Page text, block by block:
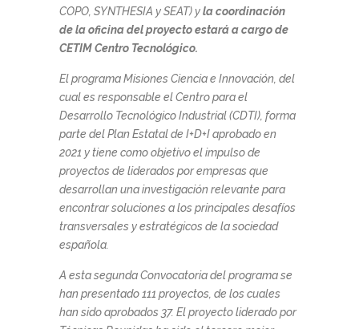
COPO, SYNTHESIA y SEAT) yla coordinación
de la oficina del proyecto estará a cargo de
CETIM Centro Tecnológico.
El programa Misiones Ciencia e Innovación, del
cual es responsable el Centro para el
Desarrollo Tecnológico Industrial (CDTI), forma
parte del Plan Estatal de I+D+I aprobado en
2021 y tiene como objetivo el impulso de
proyectos de liderados por empresas que
desarrollan una investigación relevante para
encontrar soluciones a los principales desafíos
transversales y estratégicos de la sociedad
española.
A esta segunda Convocatoria del programa se
han presentado 111 proyectos, de los cuales
han sido aprobados 37. El proyecto liderado por